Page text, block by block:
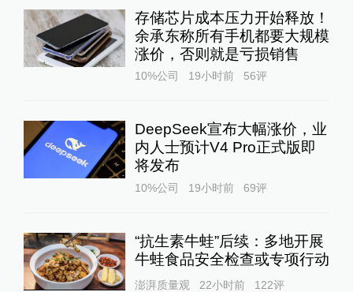
存储芯片成本压力开始释放！
余承东称所有手机都要大规模
涨价，否则就是亏损销售
10%公司 19小时前 56评
DeepSeek宣布大幅涨价，业
内人士预计V4 Pro正式版即
将发布
10%公司 19小时前 69评
“抗生素牛蛙”后续：多地开展
牛蛙食品安全检查或专项行动
澎湃质量观 22小时前 122评